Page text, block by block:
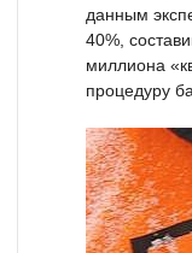
данным
40%,
миллиона
процедуру